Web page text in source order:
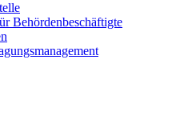
Be­hör­den­be­schäf­tig­te